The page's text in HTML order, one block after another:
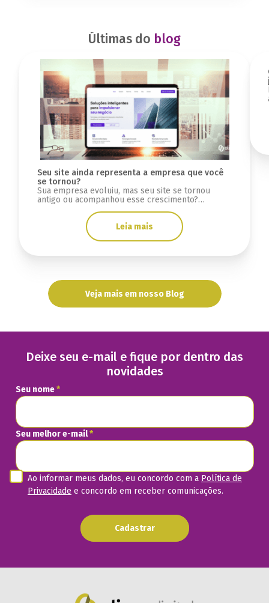
Últimas do blog
Seu site ainda representa a empresa que você
se tornou?
Sua empresa evoluiu, mas seu site se tornou
antigo ou acompanhou esse crescimento?
Leia mais
Veja mais em nosso Blog
Deixe seu e-mail e fique por dentro das
novidades
Seu nome*
Seu melhor e-mail*
Ao informar meus dados, eu concordo com a Política de
Privacidade e concordo em receber comunicações.
Cadastrar